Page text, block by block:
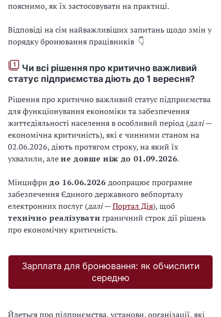
пояснимо, як їх застосовувати на практиці.
Відповіді на сім найважливіших запитань щодо змін у
порядку бронювання працівників 👇
Чи всі рішення про критично важливий
статус підприємства діють до 1 вересня?
Рішення про критично важливий статус підприємства
для функціонування економіки та забезпечення
життєдіяльності населення в особливий період (далі—
економічна критичність), які є чинними станом на
02.06.2026, діють протягом строку, на який їх
ухвалили, алене довше ніж до 01.09.2026.
Мінцифри до 16.06.2026 доопрацює програмне
забезпечення Єдиного державного вебпорталу
електронних послуг (далі—Портал Дія), щоб
технічно реалізуватиграничний строк дії рішень
про економічну критичність.
Зарплата для бронювання: як обчислити
середню
Йдеться про підприємства, установи, організації, які